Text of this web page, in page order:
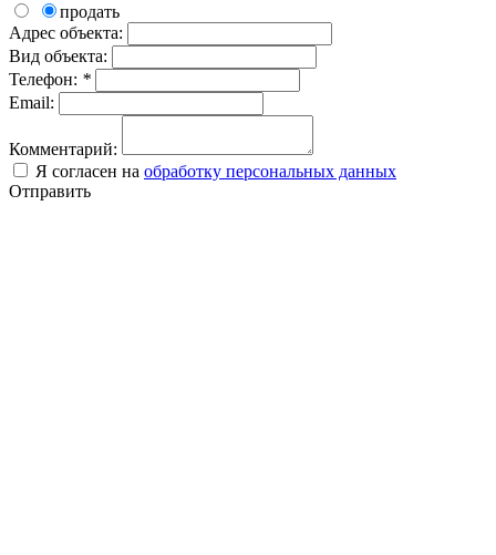
продать
Адрес объекта:
Вид объекта:
Телефон: *
Email:
Комментарий:
Я согласен на обработку персональных данных
Отправить